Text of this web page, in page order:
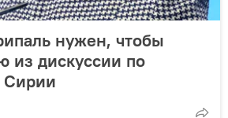
нужен, чтобы
из дискуссии по